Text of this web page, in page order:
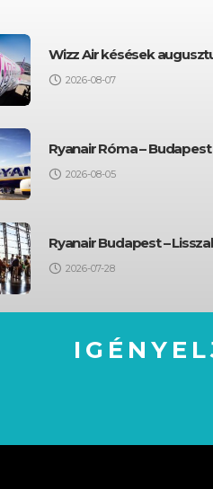
Wizz Air késések
2026-08-07
Ryanair Róma –
2026-08-05
Ryanair Budapest –
2026-07-28